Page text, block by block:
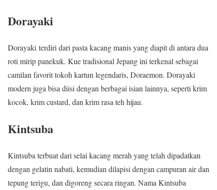
Dorayaki
Dorayaki terdiri dari pasta kacang manis yang diapit di antara dua
roti mirip panekuk. Kue tradisional Jepang ini terkenal sebagai
camilan favorit tokoh kartun legendaris, Doraemon. Dorayaki
modern juga bisa diisi dengan berbagai isian lainnya, seperti krim
kocok, krim custard, dan krim rasa teh hijau.
Kintsuba
Kintsuba terbuat dari selai kacang merah yang telah dipadatkan
dengan gelatin nabati, kemudian dilapisi dengan campuran air dan
tepung terigu, dan digoreng secara ringan. Nama Kintsuba